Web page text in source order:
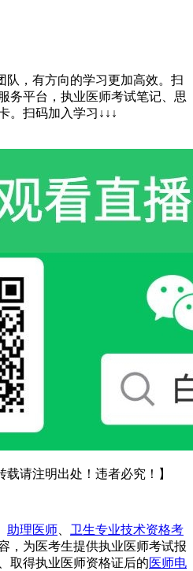
队，有方向的学习更加高效。扫
服务平台，执业医师考试笔记、思
。 扫码加入学习 ↓↓↓
载请注明出处！违者必究！】
助理医师
卫生专业技术资格考
，为医考生提供执业医师考试报
取得执业医师资格证后的医师电